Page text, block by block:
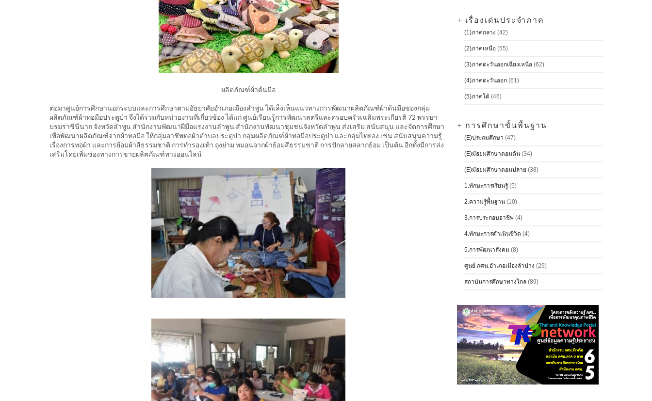
ผลิตภัณฑ์ผ้าด้นมือ
ต่อมาศูนย์การศึกษานอกระบบและการศึกษาตามอัธยาศัยอำเภอเมืองลำพูน ได้เล็งเห็นแนวทางการพัฒนาผลิตภัณฑ์ผ้าด้นมือของกลุ่ม
ผลิตภัณฑ์ผ้าทอมือประตูป่า จึงได้ร่วมกับหน่วยงานที่เกี่ยวข้อง ได้แก่ ศูนย์เรียนรู้การพัฒนาสตรีและครอบครัวเฉลิมพระเกียรติ 72 พรรษา
บรมราชินีนาถ จังหวัดลำพูน สำนักงานพัฒนาฝีมือแรงงานลำพูน สำนักงานพัฒนาชุมชนจังหวัดลำพูน ส่งเสริม สนับสนุน และจัดการศึกษา
เพื่อพัฒนาผลิตภัณฑ์จากผ้าทอมือ ให้กลุ่มอาชีพทอผ้าตำบลประตูป่า กลุ่มผลิตภัณฑ์ผ้าทอมือประตูป่า และกลุ่มไทยอง เช่น สนับสนุนความรู้
เรื่องการทอผ้า และการย้อมผ้าสีธรรมชาติ การทำรองเท้า ถุงย่าม หมอนจากผ้าย้อมสีธรรมชาติ การปักลายสลากย้อม เป็นต้น อีกทั้งมีการส่ง
เสริมโดยเพิ่มช่องทางการขายผลิตภัณฑ์ทางออนไลน์
+ เรื่องเด่นประจำภาค
(1)ภาคกลาง (42)
(2)ภาคเหนือ (55)
(3)ภาคตะวันออกเฉียงเหนือ (62)
(4)ภาคตะวันออก (61)
(5)ภาคใต้ (46)
+ การศึกษาขั้นพื้นฐาน
(E)ประถมศึกษา (47)
(E)มัธยมศึกษาตอนต้น (34)
(E)มัธยมศึกษาตอนปลาย (38)
1.ทักษะการเรียนรู้ (5)
2.ความรู้พื้นฐาน (10)
3.การประกอบอาชีพ (4)
4.ทักษะการดำเนินชีวิต (4)
5.การพัฒนาสังคม (8)
ศูนย์ กศน.อำเภอเมืองลำปาง (29)
สถาบันการศึกษาทางไกล (89)